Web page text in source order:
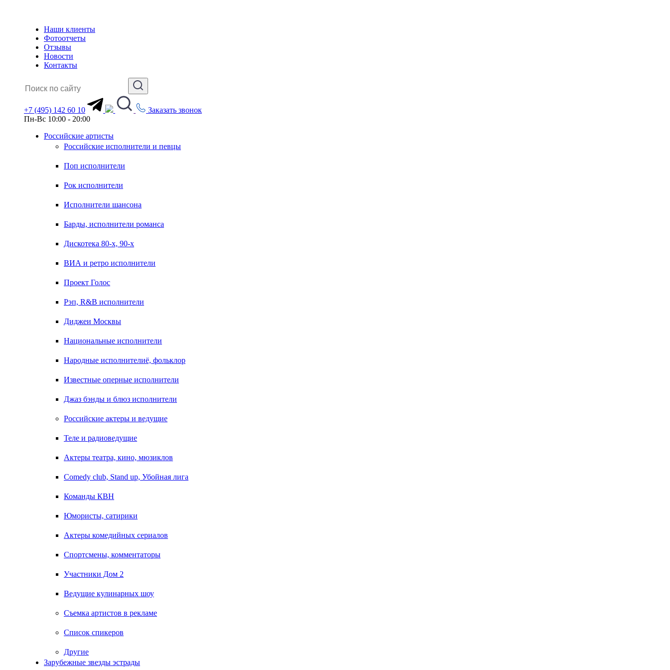
Наши клиенты
Фотоотчеты
Отзывы
Новости
Контакты
+7 (495) 142 60 10
Заказать звонок
Пн-Вс 10:00 - 20:00
Российские артисты
Российские исполнители и певцы
Поп исполнители
Рок исполнители
Исполнители шансона
Барды, исполнители романса
Дискотека 80-х, 90-х
ВИА и ретро исполнители
Проект Голос
Рэп, R&B исполнители
Диджеи Москвы
Национальные исполнители
Народные исполнителиё, фольклор
Известные оперные исполнители
Джаз бэнды и блюз исполнители
Российские актеры и ведущие
Теле и радиоведущие
Актеры театра, кино, мюзиклов
Comedy club, Stand up, Убойная лига
Команды КВН
Юмористы, сатирики
Актеры комедийных сериалов
Спортсмены, комментаторы
Участники Дом 2
Ведущие кулинарных шоу
Съемка артистов в рекламе
Список спикеров
Другие
Зарубежные звезды эстрады